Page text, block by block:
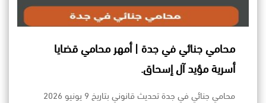
محامي جنائي في جدة | أمهر محامي قضايا
أسرية مؤيد آل إسحاق.
محامي جنائي في جدة تحديث قانوني بتاريخ 9 يونيو 2026